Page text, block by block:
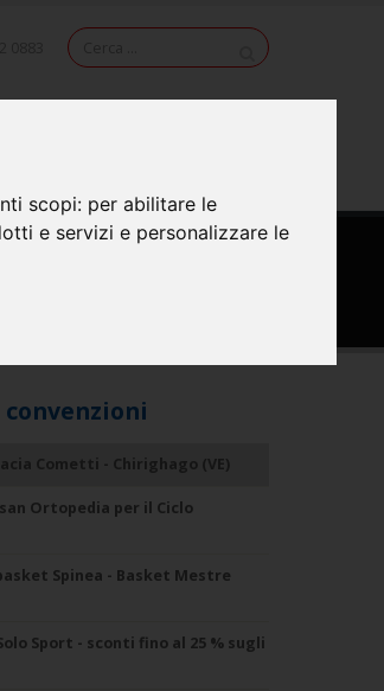
scopi: per abilitare le
e servizi e personalizzare le
Cometti - Chirighago (VE)
Ortopedia per il Ciclo
Spinea - Basket Mestre
Sport - sconti fino al 25 % sugli